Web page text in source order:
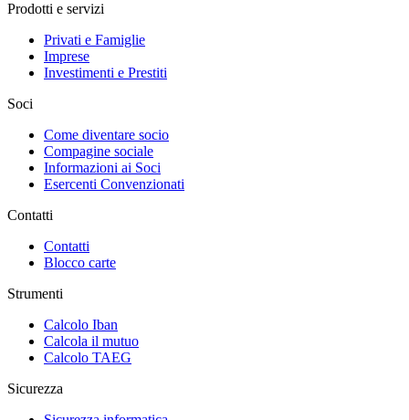
Prodotti e servizi
Privati e Famiglie
Imprese
Investimenti e Prestiti
Soci
Come diventare socio
Compagine sociale
Informazioni ai Soci
Esercenti Convenzionati
Contatti
Contatti
Blocco carte
Strumenti
Calcolo Iban
Calcola il mutuo
Calcolo TAEG
Sicurezza